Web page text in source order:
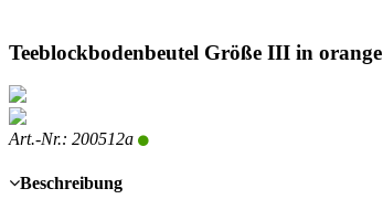
Teeblockbodenbeutel Größe III in orange
Art.-Nr.: 200512a
Beschreibung